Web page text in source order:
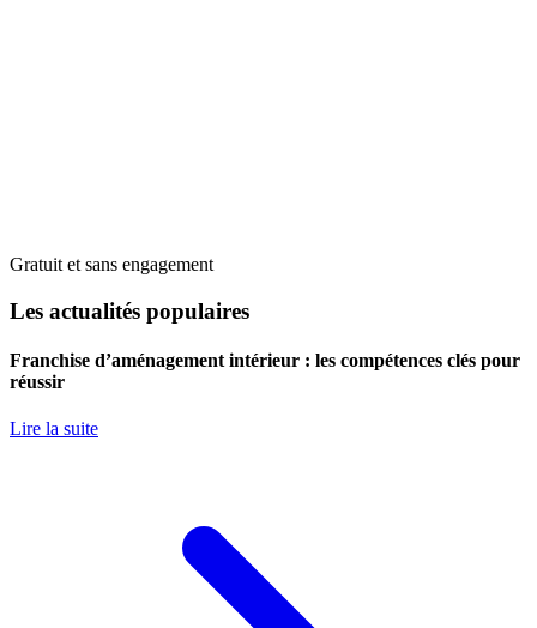
Gratuit et sans engagement
Les actualités populaires
Franchise d’aménagement intérieur : les compétences clés pour
réussir
Lire la suite